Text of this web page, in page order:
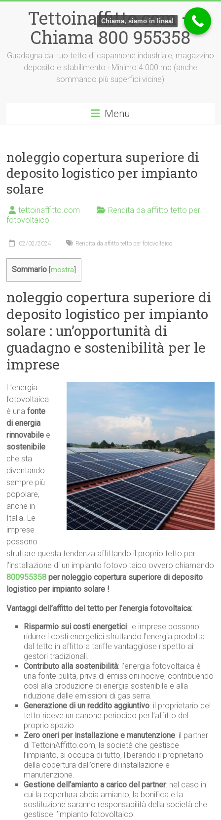
contenutoTettoinaffitto.com –
Chiama 800 955358
Guadagna dal tuo tetto di capannone industriale, magazzino
deposito e stabilimento · Minimo 4.000 mq (anche
sommando più superfici vicine)
Menu
noleggio copertura superiore di
deposito logistico per impianto
solare
tettoinaffitto.com
Rendita da affitto tetto per
fotovoltaico
02/02/2024 Rendita da affitto tetto per fotovoltaico
Sommario [mostra
noleggio copertura superiore di
deposito logistico per impianto
solare : un’opportunità di
guadagno e sostenibilità per le
imprese
L’energia
fotovoltaica
è unafonte
di energia
rinnovabile e
sostenibile
che sta
diventando
sempre più
popolare,
anche in
Italia. Le
imprese
possono
sfruttare questa tendenza affittando il proprio tetto per
l’installazione di un impianto fotovoltaico ovvero chiamando
800955358 per noleggio copertura superiore di deposito
logistico per impianto solare !
Vantaggi dell’affitto del tetto per l’energia fotovoltaica:
Risparmio sui costi energetici: le imprese possono
ridurre i costi energetici sfruttando l’energia prodotta
dal tetto in affitto a tariffe vantaggiose rispetto ai
gestori tradizionali.
Contributo alla sostenibilità: l’energia fotovoltaica è
una fonte pulita, priva di emissioni nocive, contribuendo
così alla produzione di energia sostenibile e alla
riduzione delle emissioni di gas serra.
Generazione di un reddito aggiuntivo: il proprietario del
tetto riceve un canone periodico per l’affitto del
proprio spazio.
Zero oneri per installazione e manutenzione: il partner
di TettoinAffitto.com, la società che gestisce
l’impianto, si occupa di tutto, liberando il proprietario
della copertura dall’onere di installazione e
manutenzione.
Gestione dell’amianto a carico del partner: nel caso in
cui la copertura abbia amianto, la bonifica e la
sostituzione saranno responsabilità della società che
gestisce l’impianto fotovoltaico.
Chiama, siamo in linea!